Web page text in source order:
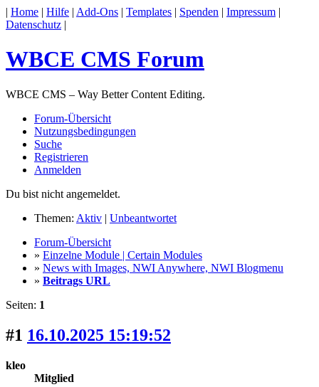
| Home | Hilfe | Add-Ons | Templates | Spenden | Impressum |
Datenschutz |
WBCE CMS Forum
WBCE CMS – Way Better Content Editing.
Forum-Übersicht
Nutzungsbedingungen
Suche
Registrieren
Anmelden
Du bist nicht angemeldet.
Themen: Aktiv | Unbeantwortet
Forum-Übersicht
» Einzelne Module | Certain Modules
» News with Images, NWI Anywhere, NWI Blogmenu
» Beitrags URL
Seiten: 1
#1 16.10.2025 15:19:52
kleo
Mitglied